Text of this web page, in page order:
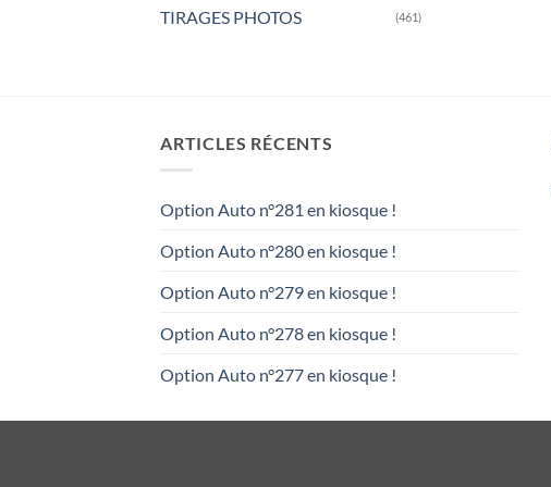
TIRAGES PHOTOS (461)
ARTICLES RÉCENTS
Option Auto n°281 en kiosque !
Option Auto n°280 en kiosque !
Option Auto n°279 en kiosque !
Option Auto n°278 en kiosque !
Option Auto n°277 en kiosque !